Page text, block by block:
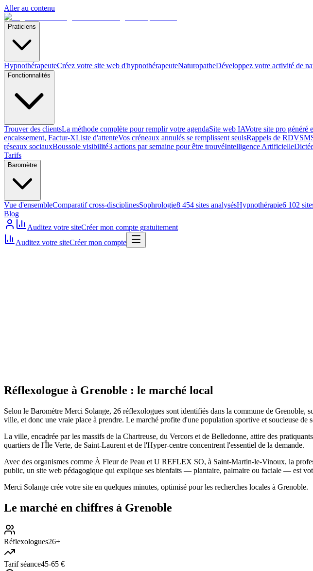
Aller au contenu
Praticiens
HypnothérapeuteCréez votre site web d'hypnothérapeuteNaturopatheDéveloppez votre activité de
Fonctionnalités
Trouver des clientsLa méthode complète pour remplir votre agendaSite web IAVotre site pro généré
encaissement, Factur-XListe d'attenteVos créneaux annulés se remplissent seulsRappels de RDV
réseaux sociauxBoussole visibilité3 actions par semaine pour être trouvéIntelligence Artificielle
Tarifs
Baromètre
Vue d'ensembleComparatif cross-disciplinesSophrologie8 454 sites analysésHypnothérapie6 102
Blog
Auditez votre siteCréer mon compte gratuitement
Auditez votre siteCréer mon compte
Réflexologue à Grenoble : le marché local
Selon le Baromètre Merci Solange, 26 réflexologues sont identifiés dans la commune de
ville, et donc une vraie place à prendre. Le marché profite d'une population sportive et soucieuse de
La ville, encadrée par les massifs de la Chartreuse, du Vercors et de Belledonne, attire des
quartiers de l'Île Verte, de Saint-Laurent et de l'Hyper-centre concentrent l'essentiel de la demande.
Avec des organismes comme À Fleur de Peau et U REFLEX SO, à Saint-Martin-le-Vinoux, la
public, un site web pédagogique qui explique ses bienfaits — plantaire, palmaire ou faciale — est
Merci Solange crée votre site en quelques minutes, optimisé pour les recherches locales à Grenoble.
Le marché en chiffres à Grenoble
Réflexologues26+
Tarif séance45-65 €